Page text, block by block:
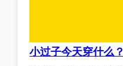
小过子今天穿什么？